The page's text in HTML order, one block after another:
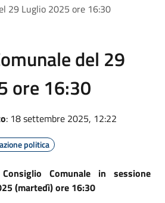
29 Luglio 2025 ore 16:30
del 29
ore 16:30
: 18 settembre 2025, 12:22
politica
Comunale in sessione
(martedì) ore 16:30